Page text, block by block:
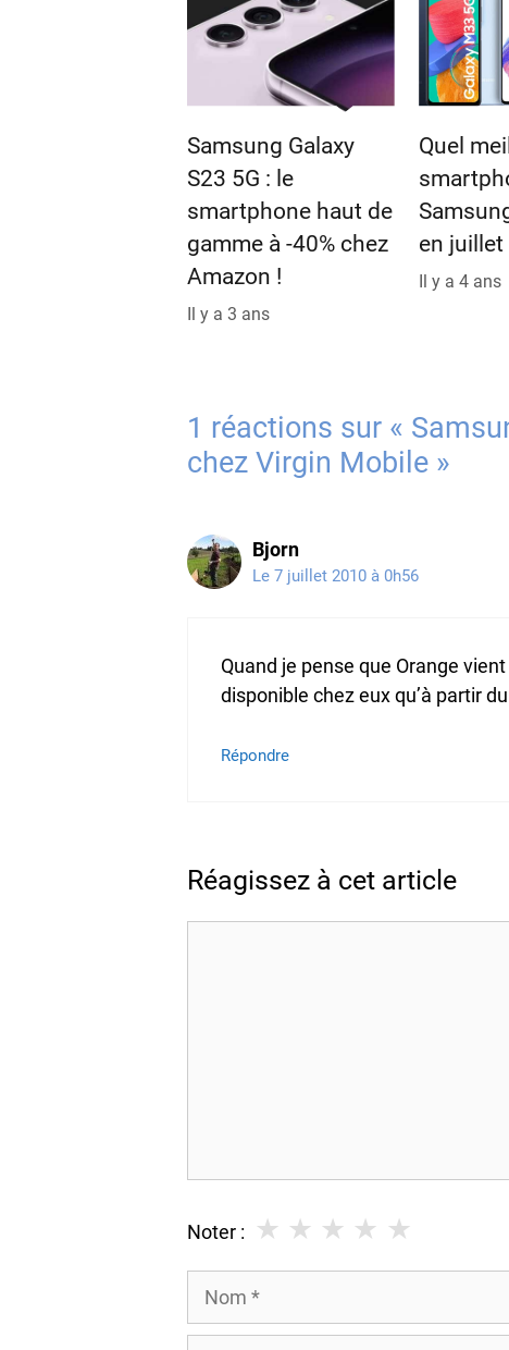
Samsung Galaxy
S23 5G : le
smartphone haut de
gamme à -40% chez
Amazon !
Il y a 3 ans
Quel
en juillet
Il y a 4 ans
1 réactions sur «
chez Virgin Mobile »
Bjorn
Le 7 juillet 2010 à 0h56
Quand je pense que Orange
disponible chez eux qu’à partir
Répondre
Réagissez à cet article
Noter : ★
★
★
★
★